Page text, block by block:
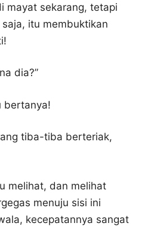
mayat sekarang, tetapi
itu membuktikan
dia?”
bertanya!
tiba-tiba berteriak,
melihat, dan melihat
menuju sisi ini
kecepatannya sangat